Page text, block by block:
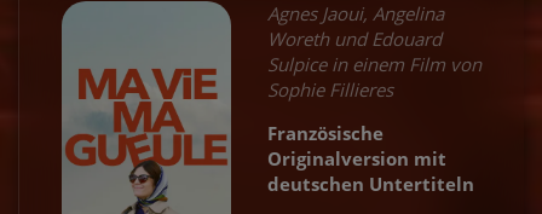
Agnes Jaoui, Angelina
Woreth und Edouard
Sulpice in einem Film von
Sophie Fillieres
Französische
Originalversion mit
deutschen Untertiteln